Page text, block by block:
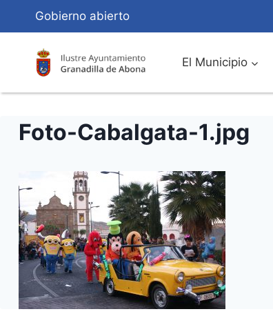
Contenido
Gobierno abierto
El Municipio
Foto-Cabalgata-1.jpg